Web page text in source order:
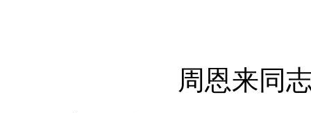
周恩来同